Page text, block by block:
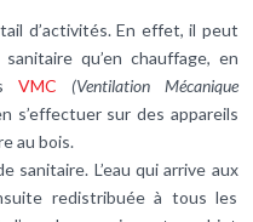
d’activités. En effet, il peut
qu’en chauffage, en
VMC
(Ventilation Mécanique
s’effectuer sur des appareils
au bois.
sanitaire. L’eau qui arrive aux
redistribuée à tous les